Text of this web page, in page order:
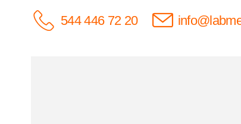
544 446 72 20